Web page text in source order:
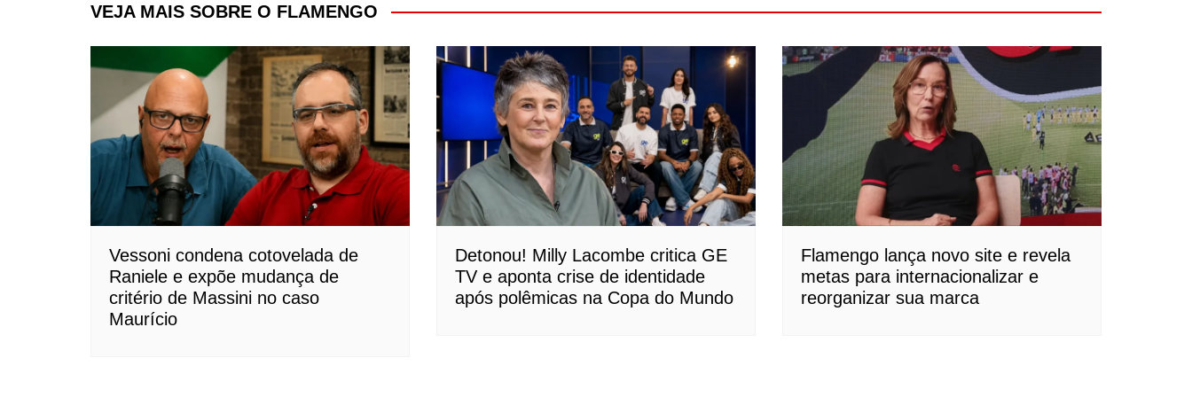
Post
VEJA MAIS SOBRE O FLAMENGO
Vessoni condena cotovelada de
Raniele e expõe mudança de
critério de Massini no caso
Maurício
Detonou! Milly Lacombe critica GE
TV e aponta crise de identidade
após polêmicas na Copa do Mundo
Flamengo lança novo site e revela
metas para internacionalizar e
reorganizar sua marca